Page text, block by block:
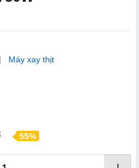
Máy xay thịt
55%